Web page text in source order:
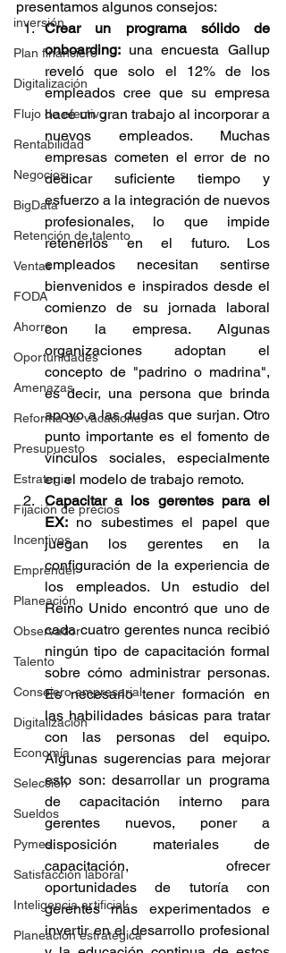
inversión
Plan financiero
Digitalización
Flujo de efectivo
Rentabilidad
Negocios
BigData
Retención de talento
Ventas
FODA
Ahorro
Oportunidades
Amenazas
Reforma de vacaciones
Presupuesto
Estrategia
Fijación de precios
Incentivos
Emprender
Planeación
Observador
Talento
Consejero empresarial
Digitalización
Economía
Selección
Sueldos
Pymes
Satisfacción laboral
Inteligencia artificial
Planeación estratégica
presentamos algunos consejos:
Crear un programa sólido de
onboarding: una encuesta Gallup
reveló que solo el 12% de los
empleados cree que su empresa
hace un gran trabajo al incorporar a
nuevos empleados. Muchas
empresas cometen el error de no
dedicar suficiente tiempo y
esfuerzo a la integración de nuevos
profesionales, lo que impide
retenerlos en el futuro. Los
empleados necesitan sentirse
bienvenidos e inspirados desde el
comienzo de su jornada laboral
con la empresa. Algunas
organizaciones adoptan el
concepto de "padrino o madrina",
es decir, una persona que brinda
apoyo a las dudas que surjan. Otro
punto importante es el fomento de
vínculos sociales, especialmente
en el modelo de trabajo remoto.
Capacitar a los gerentes para el
EX: no subestimes el papel que
juegan los gerentes en la
configuración de la experiencia de
los empleados. Un estudio del
Reino Unido encontró que uno de
cada cuatro gerentes nunca recibió
ningún tipo de capacitación formal
sobre cómo administrar personas.
Es necesario tener formación en
las habilidades básicas para tratar
con las personas del equipo.
Algunas sugerencias para mejorar
esto son: desarrollar un programa
de capacitación interno para
gerentes nuevos, poner a
disposición materiales de
capacitación, ofrecer
oportunidades de tutoría con
gerentes más experimentados e
invertir en el desarrollo profesional